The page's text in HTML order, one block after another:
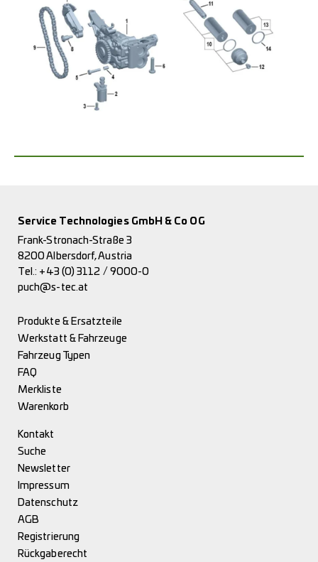
Service Technologies GmbH & Co OG
Frank-Stronach-Straße 3
8200 Albersdorf, Austria
Tel.: +43 (0) 3112 / 9000-0
puch@s-tec.at
Produkte & Ersatzteile
Werkstatt & Fahrzeuge
Fahrzeug Typen
FAQ
Merkliste
Warenkorb
Kontakt
Suche
Newsletter
Impressum
Datenschutz
AGB
Registrierung
Rückgaberecht